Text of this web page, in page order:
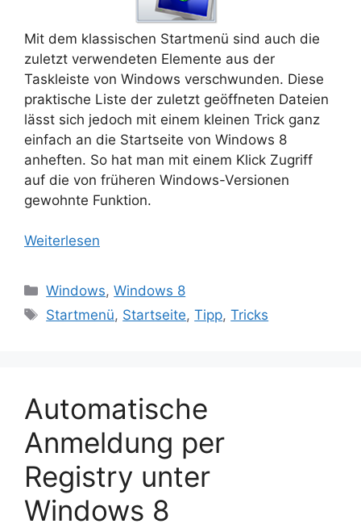
Mit dem klassischen Startmenü sind auch die
zuletzt verwendeten Elemente aus der
Taskleiste von Windows verschwunden. Diese
praktische Liste der zuletzt geöffneten Dateien
lässt sich jedoch mit einem kleinen Trick ganz
einfach an die Startseite von Windows 8
anheften. So hat man mit einem Klick Zugriff
auf die von früheren Windows-Versionen
gewohnte Funktion.
Weiterlesen
Kategorien
Windows,Windows 8
Schlagwörter
Startmenü, Startseite,Tipp,Tricks
Automatische
Anmeldung per
Registry unter
Windows 8